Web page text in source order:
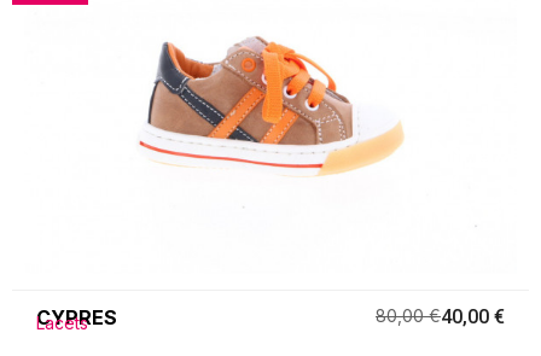
CYPRES
Lacets 80,00 €40,00 €